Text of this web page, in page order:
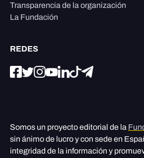
Transparencia de la organización
La Fundación
REDES
Somos un proyecto editorial de la
sin ánimo de lucro y con sede en
integridad de la información y